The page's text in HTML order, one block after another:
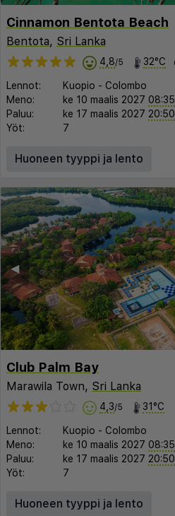
Cinnamon Bentota Beach
Bentota, Sri Lanka
4,8/5 32°C
Lennot: Kuopio - Colombo
Meno:
ke 10 maalis 2027 08:35
Paluu:
ke 17 maalis 2027 20:50
Yöt:
7
Huoneen tyyppi ja lento
◀︎
Club Palm Bay
Marawila Town, Sri Lanka
4,3/5 31°C
Lennot: Kuopio - Colombo
Meno:
ke 10 maalis 2027 08:35
Paluu:
ke 17 maalis 2027 20:50
Yöt:
7
Huoneen tyyppi ja lento